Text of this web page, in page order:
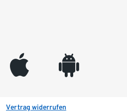
appleinc android
Vertrag widerrufen